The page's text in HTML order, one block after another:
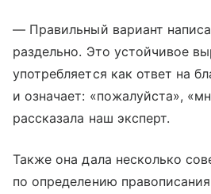
— Правильный вариант
раздельно. Это устойчивое
употребляется как ответ на
и означает: «пожалуйста»,
рассказала наш эксперт.
Также она дала несколько
по определению